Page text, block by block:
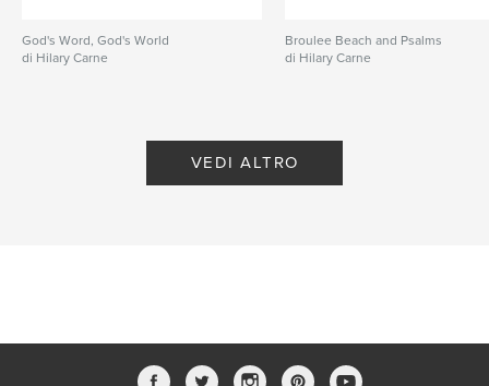
God's Word, God's World
di Hilary Carne
Broulee Beach and Psalms
di Hilary Carne
VEDI ALTRO